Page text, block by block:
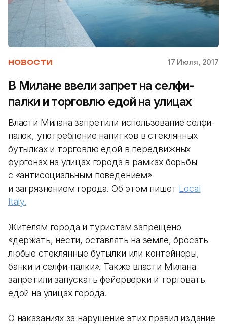
НОВОСТИ 17 Июля, 2017
В Милане ввели запрет на селфи-
палки и торговлю едой на улицах
Власти Милана запретили использование селфи-
палок, употребление напитков в стеклянных
бутылках и торговлю едой в передвижных
фургонах на улицах города в рамках борьбы
с «антисоциальным поведением»
и загрязнением города. Об этом пишет Local
Italy.
Жителям города и туристам запрещено
«держать, нести, оставлять на земле, бросать
любые стеклянные бутылки или контейнеры,
банки и селфи-палки». Также власти Милана
запретили запускать фейерверки и торговать
едой на улицах города.
О наказаниях за нарушение этих правил издание